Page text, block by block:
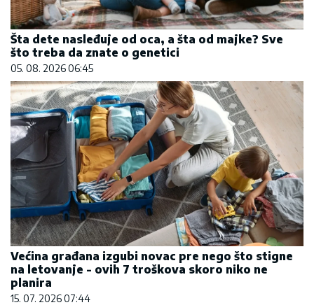
Šta dete nasleđuje od oca, a šta od majke? Sve
što treba da znate o genetici
05. 08. 2026 06:45
Većina građana izgubi novac pre nego što stigne
na letovanje - ovih 7 troškova skoro niko ne
planira
15. 07. 2026 07:44